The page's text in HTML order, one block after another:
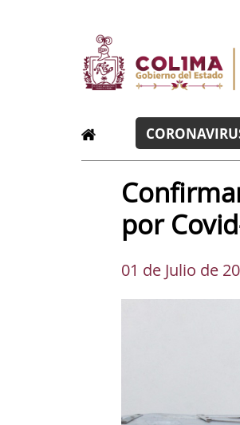
por
01 de Julio de